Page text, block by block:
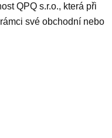
QPQ s.r.o., která při
své obchodní nebo